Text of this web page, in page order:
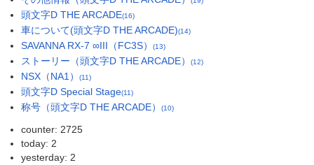
頭文字D THE ARCADE(16)
車について(頭文字D THE ARCADE)(14)
SAVANNA RX-7 ∞III（FC3S） (13)
ストーリー（頭文字D THE ARCADE） (12)
NSX（NA1） (11)
頭文字D Special Stage(11)
称号（頭文字D THE ARCADE） (10)
counter: 2725
today: 2
yesterday: 2